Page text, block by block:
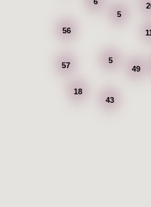
49
56
57
43
5
18
5